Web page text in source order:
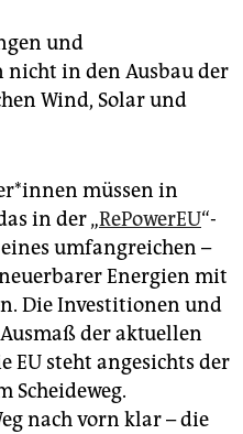
und
in den Ausbau der
Wind, Solar und
müssen in
in der „RePowerEU“-
umfangreichen –
Energien mit
Die Investitionen und
der aktuellen
EU steht angesichts der
Scheideweg.
nach vorn klar – die